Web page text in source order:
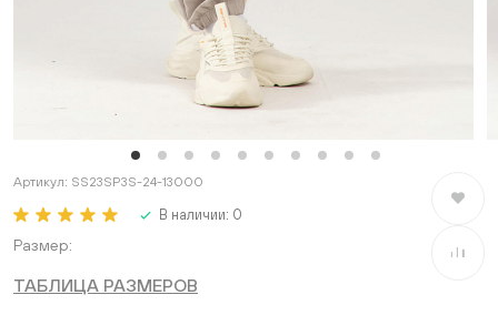
Артикул: SS23SP3S-24-13000
В наличии: 0
В
В
Размер
ТАБЛИЦА РАЗМЕРОВ